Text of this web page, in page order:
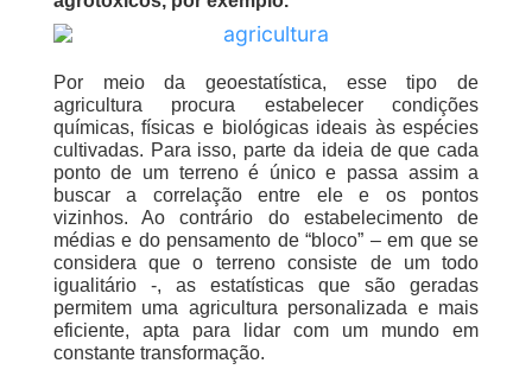
Por meio da geoestatística, esse tipo de
agricultura procura estabelecer condições
químicas, físicas e biológicas ideais às espécies
cultivadas. Para isso, parte da ideia de que cada
ponto de um terreno é único e passa assim a
buscar a correlação entre ele e os pontos
vizinhos. Ao contrário do estabelecimento de
médias e do pensamento de “bloco” – em que se
considera que o terreno consiste de um todo
igualitário -, as estatísticas que são geradas
permitem uma agricultura personalizada e mais
eficiente, apta para lidar com um mundo em
constante transformação.